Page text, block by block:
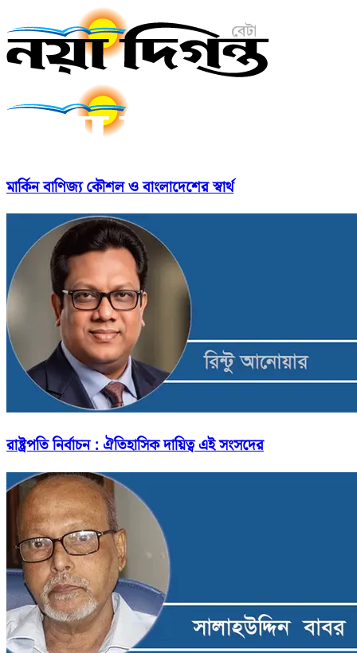
মার্কিন বাণিজ্য কৌশল ও বাংলাদেশের স্বার্থ
রাষ্ট্রপতি নির্বাচন : ঐতিহাসিক দায়িত্ব এই সংসদের